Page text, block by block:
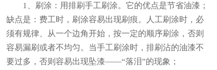
1、刷涂：用排刷手工刷涂。它的优点是节省油漆；
缺点是：费工时，刷涂容易出现刷痕。人工刷涂时，必
须有规律、从一个边角开始，按一定的顺序刷涂，否则
容易漏刷或者不均匀。当手工刷涂时，排刷沾的油漆不
要过多，否则容易出现坠漆——“落泪”的现象；